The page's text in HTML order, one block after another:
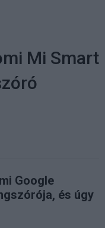
Mi Smart
Google
és úgy